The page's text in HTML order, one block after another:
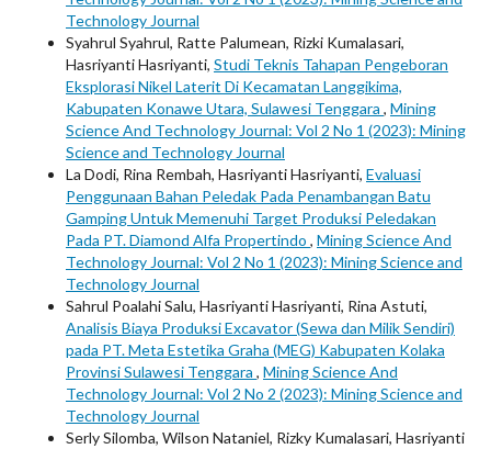
Technology Journal
Syahrul Syahrul, Ratte Palumean, Rizki Kumalasari,
Hasriyanti Hasriyanti, Studi Teknis Tahapan Pengeboran
Eksplorasi Nikel Laterit Di Kecamatan Langgikima,
Kabupaten Konawe Utara, Sulawesi Tenggara , Mining
Science And Technology Journal: Vol 2 No 1 (2023): Mining
Science and Technology Journal
La Dodi, Rina Rembah, Hasriyanti Hasriyanti, Evaluasi
Penggunaan Bahan Peledak Pada Penambangan Batu
Gamping Untuk Memenuhi Target Produksi Peledakan
Pada PT. Diamond Alfa Propertindo , Mining Science And
Technology Journal: Vol 2 No 1 (2023): Mining Science and
Technology Journal
Sahrul Poalahi Salu, Hasriyanti Hasriyanti, Rina Astuti,
Analisis Biaya Produksi Excavator (Sewa dan Milik Sendiri)
pada PT. Meta Estetika Graha (MEG) Kabupaten Kolaka
Provinsi Sulawesi Tenggara , Mining Science And
Technology Journal: Vol 2 No 2 (2023): Mining Science and
Technology Journal
Serly Silomba, Wilson Nataniel, Rizky Kumalasari, Hasriyanti